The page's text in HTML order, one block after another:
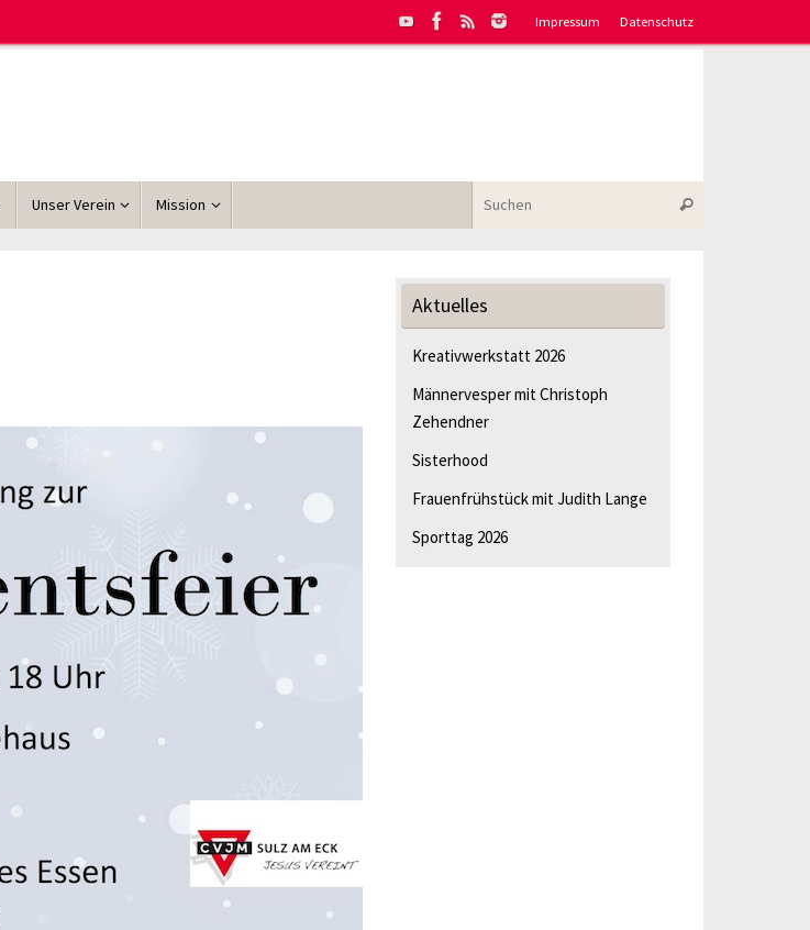
Impressum Datenschutz
Unser Verein Mission Suchen
Aktuelles
Kreativwerkstatt 2026
Männervesper mit Christoph
Zehendner
Sisterhood
Frauenfrühstück mit Judith Lange
Sporttag 2026